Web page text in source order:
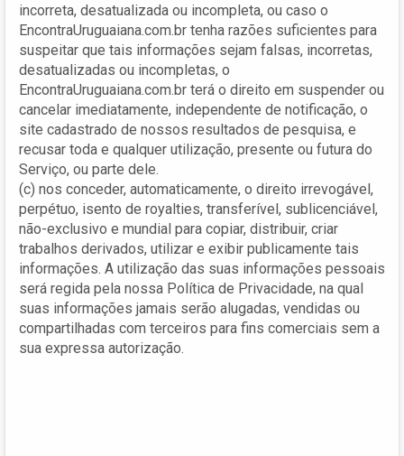
incorreta, desatualizada ou incompleta, ou caso o
EncontraUruguaiana.com.br tenha razões suficientes para
suspeitar que tais informações sejam falsas, incorretas,
desatualizadas ou incompletas, o
EncontraUruguaiana.com.br terá o direito em suspender ou
cancelar imediatamente, independente de notificação, o
site cadastrado de nossos resultados de pesquisa, e
recusar toda e qualquer utilização, presente ou futura do
Serviço, ou parte dele.
(c) nos conceder, automaticamente, o direito irrevogável,
perpétuo, isento de royalties, transferível, sublicenciável,
não-exclusivo e mundial para copiar, distribuir, criar
trabalhos derivados, utilizar e exibir publicamente tais
informações. A utilização das suas informações pessoais
será regida pela nossa Política de Privacidade, na qual
suas informações jamais serão alugadas, vendidas ou
compartilhadas com terceiros para fins comerciais sem a
sua expressa autorização.